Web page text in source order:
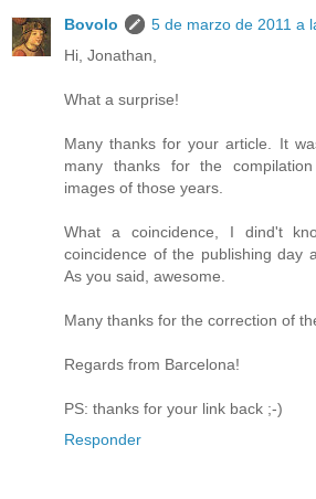
Bovolo
5 de marzo de 2011 a
Hi, Jonathan,
What a surprise!
Many thanks for your article. It
many thanks for the
images of those years.
What a coincidence, I dind't
coincidence of the publishing day
As you said, awesome.
Many thanks for the correction of
Regards from Barcelona!
PS: thanks for your link back ;-)
Responder